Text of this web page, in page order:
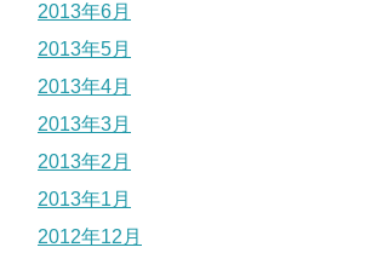
2013年6月
2013年5月
2013年4月
2013年3月
2013年2月
2013年1月
2012年12月